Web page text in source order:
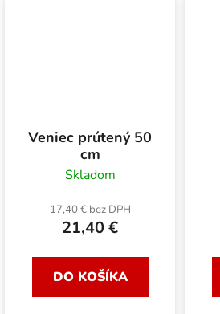
Veniec prútený 50
cm
Skladom
17,40 € bez DPH
21,40 €
DO KOŠÍKA